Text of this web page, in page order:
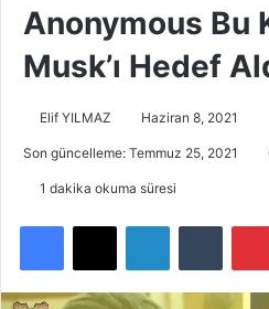
Anonymous Bu
Musk’ı Hedef
Elif YILMAZ Haziran 8, 2021
Son güncelleme: Temmuz 25, 2021
1 dakika okuma süresi
Facebook
X LinkedInTumblr